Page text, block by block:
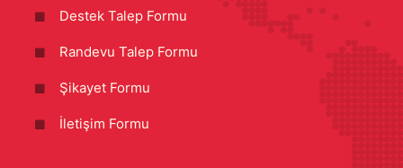
Destek Talep Formu
Randevu Talep Formu
Şikayet Formu
İletişim Formu